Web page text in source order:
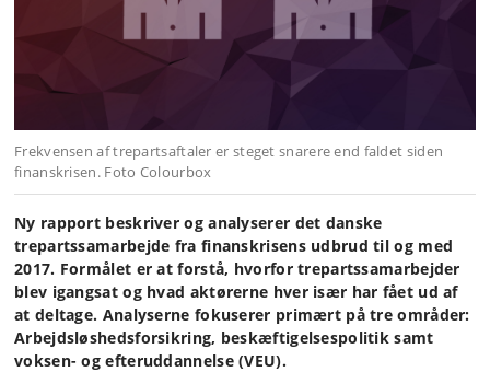
Frekvensen af trepartsaftaler er steget snarere end faldet siden
finanskrisen. Foto Colourbox
Ny rapport beskriver og analyserer det danske
trepartssamarbejde fra finanskrisens udbrud til og med
2017. Formålet er at forstå, hvorfor trepartssamarbejder
blev igangsat og hvad aktørerne hver især har fået ud af
at deltage. Analyserne fokuserer primært på tre områder:
Arbejdsløshedsforsikring, beskæftigelsespolitik samt
voksen- og efteruddannelse (VEU).